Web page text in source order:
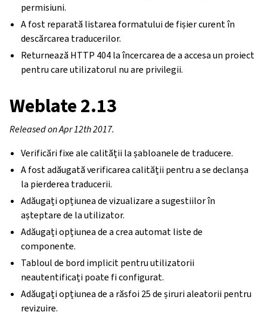
permisiuni.
A fost reparată listarea formatului de fișier curent în
descărcarea traducerilor.
Returnează HTTP 404 la încercarea de a accesa un proiect
pentru care utilizatorul nu are privilegii.
Weblate 2.13
Released on Apr 12th 2017.
Verificări fixe ale calității la șabloanele de traducere.
A fost adăugată verificarea calității pentru a se declanșa
la pierderea traducerii.
Adăugați opțiunea de vizualizare a sugestiilor în
așteptare de la utilizator.
Adăugați opțiunea de a crea automat liste de
componente.
Tabloul de bord implicit pentru utilizatorii
neautentificați poate fi configurat.
Adăugați opțiunea de a răsfoi 25 de șiruri aleatorii pentru
revizuire.